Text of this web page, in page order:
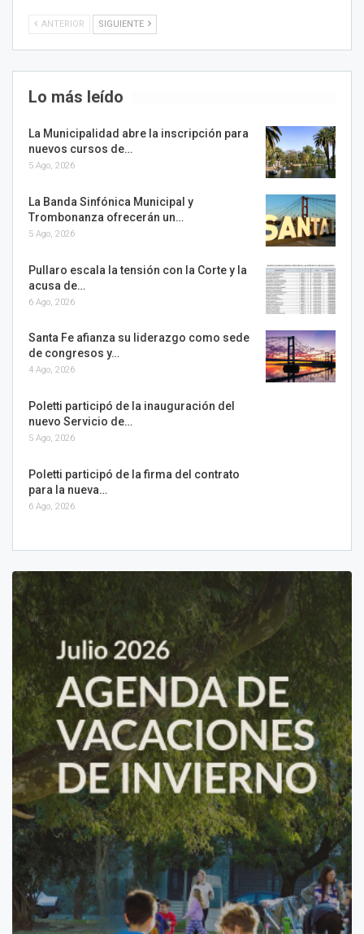
ANTERIOR SIGUIENTE
Lo más leído
La Municipalidad abre la inscripción para
nuevos cursos de…
5 Ago, 2026
La Banda Sinfónica Municipal y
Trombonanza ofrecerán un…
5 Ago, 2026
Pullaro escala la tensión con la Corte y la
acusa de…
6 Ago, 2026
Santa Fe afianza su liderazgo como sede
de congresos y…
4 Ago, 2026
Poletti participó de la inauguración del
nuevo Servicio de…
5 Ago, 2026
Poletti participó de la firma del contrato
para la nueva…
6 Ago, 2026